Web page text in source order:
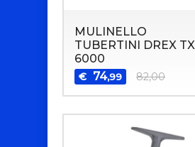
MULINELLO
TUBERTINI DREX TX
6000
€ 74,99 82,00